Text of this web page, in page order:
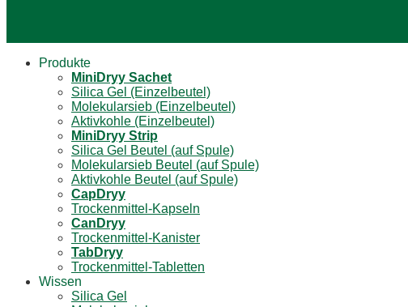
Produkte
MiniDryy Sachet
Silica Gel (Einzelbeutel)
Molekularsieb (Einzelbeutel)
Aktivkohle (Einzelbeutel)
MiniDryy Strip
Silica Gel Beutel (auf Spule)
Molekularsieb Beutel (auf Spule)
Aktivkohle Beutel (auf Spule)
CapDryy
Trockenmittel-Kapseln
Can Dryy
Trockenmittel-Kanister
TabDryy
Trockenmittel-Tabletten
Wissen
Silica Gel